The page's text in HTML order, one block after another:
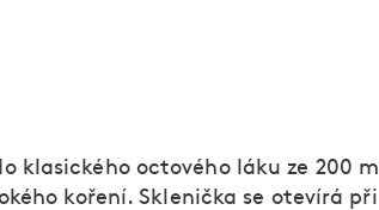
klasického octového láku ze 200 ml
koření. Sklenička se otevírá při